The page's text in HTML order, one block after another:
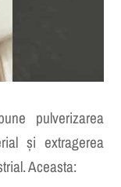
pulverizarea